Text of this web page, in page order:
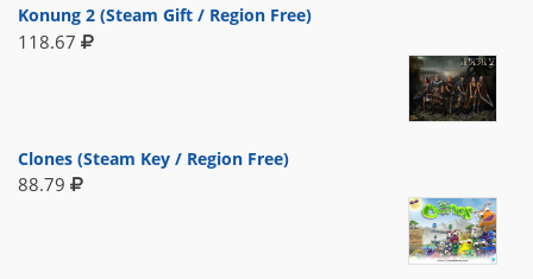
Konung 2 (Steam Gift / Region Free)
118.67
Clones (Steam Key / Region Free)
88.79